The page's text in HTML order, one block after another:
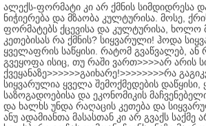
ალექს-ფორმატი კი არ ქმნის სიმდიდრესა
ნიჭიერება და მზაობა კულტურისა. მოსე,
ფორმატებს ქცევისა და კულტურისა, ხოლო
კეთებისას რა ქმნის? სიყვარული! ჰოდა
ყველაფრის საწყისი. რატომ გვაწვალებ, ან
გვეყოფა ისიც, თუ რაში ვართ>>>>არ არის
ქვეყანაზე>>>>>>გაიხარე!>>>>>>>>რა
სიყვარულია ყველა შემოქმედების დაწყისი,
საზოგადოებისა და ეკონომიკის
და ხალხს უნდა რაღაცის კეთება და
ანუ ადამიანთა მასასთან კი არ გვაქს საქმე